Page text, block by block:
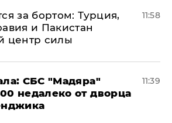
за бортом: Турция,
и Пакистан
центр силы
11:58
СБС "Мадяра"
недалеко от дворца
11:39